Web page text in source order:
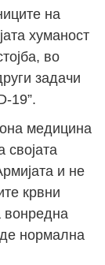
на
хуманост
во
задачи
19”.
медицина
својата
и не
крвни
вонредна
нормална